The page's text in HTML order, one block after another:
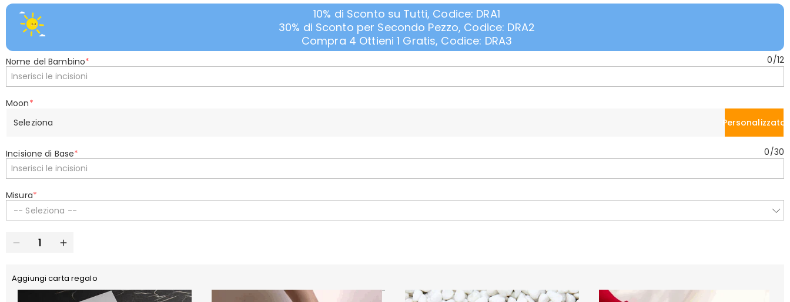
10% di Sconto su Tutti, Codice: DRA1
30% di Sconto per Secondo Pezzo, Codice: DRA2
Compra 4 Ottieni 1 Gratis, Codice: DRA3
Nome del Bambino* 0/12
Moon*
Seleziona
Personalizzato
Incisione di Base* 0/30
Misura*
-- Seleziona --
Aggiungi carta regalo